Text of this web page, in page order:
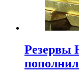
Резервы